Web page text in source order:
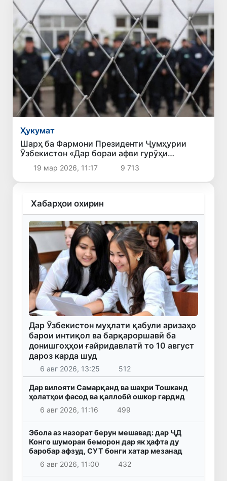
Ҳукумат
Шарҳ ба Фармони Президенти Ҷумҳурии
Ӯзбекистон «Дар бораи афви гурӯҳи
шахсоне, ки ҷазо адо мекунанд ва аз кирдори
худ самимона пушаймон шуда, қатъӣ ба роҳи
ислоҳ гузаштаанд»
19 мар 2026, 11:17 9 713
Хабарҳои охирин
Дар Ӯзбекистон муҳлати қабули аризаҳо
барои интиқол ва барқароршавӣ ба
донишгоҳҳои ғайридавлатӣ то 10 август
дароз карда шуд
6 авг 2026, 13:25 512
Дар вилояти Самарқанд ва шаҳри Тошканд
ҳолатҳои фасод ва қаллобӣ ошкор гардид
6 авг 2026, 11:16
499
Эбола аз назорат берун мешавад: дар ҶД
Конго шумораи беморон дар як ҳафта ду
баробар афзуд, СУТ бонги хатар мезанад
6 авг 2026, 11:00
432